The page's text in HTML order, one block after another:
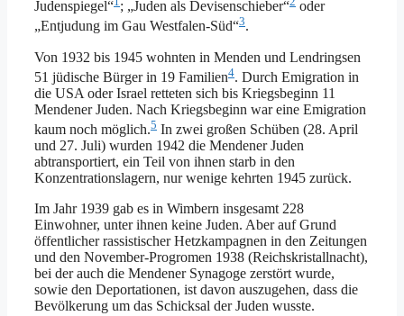
Judenspiegel“ ; „Juden als Devisenschieber“
oder
„Entjudung im Gau Westfalen-Süd“3.
Von 1932 bis 1945 wohnten in Menden und Lendringsen
51 jüdische Bürger in 19 Familien4. Durch Emigration in
die USA oder Israel retteten sich bis Kriegsbeginn 11
Mendener Juden. Nach Kriegsbeginn war eine Emigration
kaum noch möglich.5 In zwei großen Schüben (28. April
und 27. Juli) wurden 1942 die Mendener Juden
abtransportiert, ein Teil von ihnen starb in den
Konzentrationslagern, nur wenige kehrten 1945 zurück.
Im Jahr 1939 gab es in Wimbern insgesamt 228
Einwohner, unter ihnen keine Juden. Aber auf Grund
öffentlicher rassistischer Hetzkampagnen in den Zeitungen
und den November-Progromen 1938 (Reichskristallnacht),
bei der auch die Mendener Synagoge zerstört wurde,
sowie den Deportationen, ist davon auszugehen, dass die
Bevölkerung um das Schicksal der Juden wusste.